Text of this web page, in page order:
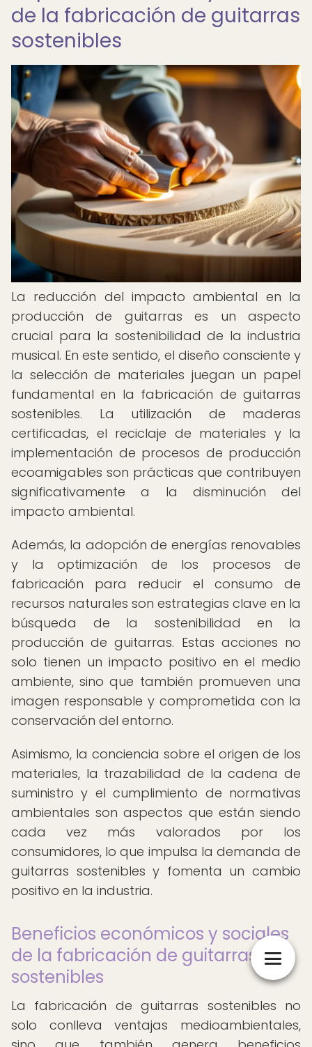
de la fabricación de guitarras
sostenibles
La reducción del impacto ambiental en la
producción de guitarras es un aspecto
crucial para la sostenibilidad de la industria
musical. En este sentido, el diseño consciente y
la selección de materiales juegan un papel
fundamental en la fabricación de guitarras
sostenibles. La utilización de maderas
certificadas, el reciclaje de materiales y la
implementación de procesos de producción
ecoamigables son prácticas que contribuyen
significativamente a la disminución del
impacto ambiental.
Además, la adopción de energías renovables
y la optimización de los procesos de
fabricación para reducir el consumo de
recursos naturales son estrategias clave en la
búsqueda de la sostenibilidad en la
producción de guitarras. Estas acciones no
solo tienen un impacto positivo en el medio
ambiente, sino que también promueven una
imagen responsable y comprometida con la
conservación del entorno.
Asimismo, la conciencia sobre el origen de los
materiales, la trazabilidad de la cadena de
suministro y el cumplimiento de normativas
ambientales son aspectos que están siendo
cada vez más valorados por los
consumidores, lo que impulsa la demanda de
guitarras sostenibles y fomenta un cambio
positivo en la industria.
Beneficios económicos y sociales
de la fabricación de guitarras
sostenibles
La fabricación de guitarras sostenibles no
solo conlleva ventajas medioambientales,